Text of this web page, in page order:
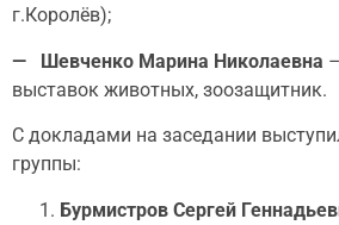
г.Королёв);
— Шевченко Марина Николаевна
выставок животных, зоозащитник.
С докладами на заседании
группы:
Бурмистров Сергей